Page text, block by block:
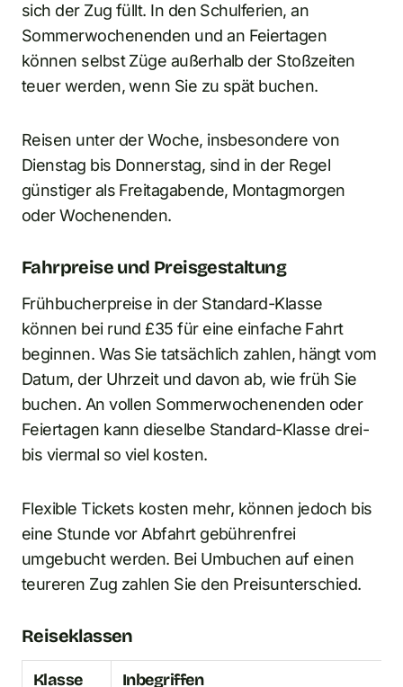
sich der Zug füllt. In den Schulferien, an
Sommerwochenenden und an Feiertagen
können selbst Züge außerhalb der Stoßzeiten
teuer werden, wenn Sie zu spät buchen.
Reisen unter der Woche, insbesondere von
Dienstag bis Donnerstag, sind in der Regel
günstiger als Freitagabende, Montagmorgen
oder Wochenenden.
Fahrpreise und Preisgestaltung
Frühbucherpreise in der Standard-Klasse
können bei rund £35 für eine einfache Fahrt
beginnen. Was Sie tatsächlich zahlen, hängt vom
Datum, der Uhrzeit und davon ab, wie früh Sie
buchen. An vollen Sommerwochenenden oder
Feiertagen kann dieselbe Standard-Klasse drei-
bis viermal so viel kosten.
Flexible Tickets kosten mehr, können jedoch bis
eine Stunde vor Abfahrt gebührenfrei
umgebucht werden. Bei Umbuchen auf einen
teureren Zug zahlen Sie den Preisunterschied.
Reiseklassen
Klasse Inbegriffen